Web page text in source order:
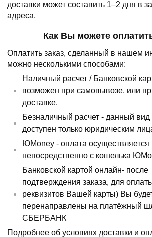
доставки может составить 1–2 дня в
адреса.
Как Вы можете
Оплатить заказ, сделанный в нашем
можно несколькими способами:
Наличный расчет / Банковской
возможен при самовывозе, или
доставке.
Безналичный расчет - данный вид
доступен только юридическим
ЮMoney - оплата осуществляется
непосредственно с кошелька
Банковской картой онлайн- после
подтверждения заказа, для
реквизитов Вашей карты) Вы
перенаправлены на платёжный
СБЕРБАНК
Подробнее об условиях доставки и